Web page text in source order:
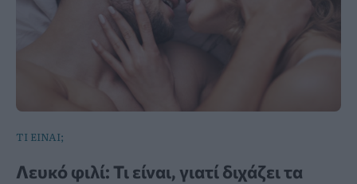
ΤΙ ΕΙΝΑΙ;
Λευκό φιλί: Τι είναι, γιατί διχάζει τα